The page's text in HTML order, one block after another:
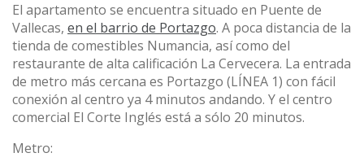
El apartamento se encuentra situado en Puente de
Vallecas, en el barrio de Portazgo. A poca distancia de la
tienda de comestibles Numancia, así como del
restaurante de alta calificación La Cervecera. La entrada
de metro más cercana es Portazgo (LÍNEA 1) con fácil
conexión al centro ya 4 minutos andando. Y el centro
comercial El Corte Inglés está a sólo 20 minutos.
Metro: